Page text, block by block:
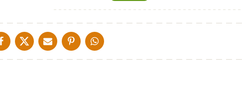
DELEN OP FACEBOOK
DELEN OP XDELEN VIA DE MAIL
DELEN OP PINTEREST
DELEN OP WHATSAPP